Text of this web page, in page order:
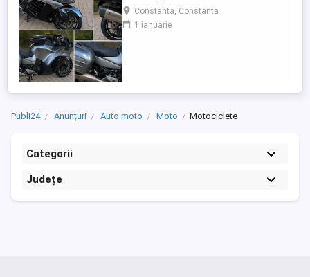
care încă întoarce priviri și iubește
kilometrii. A fost răsfățată, întreținută la
timp și tratată cu respect. O dau doar
Constanta, Constanta
1 ianuarie
Publi24 Anunțuri Auto moto Moto Motociclete
Categorii
Județe